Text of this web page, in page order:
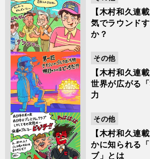
【木村和久連
気でラウンド
か？
【木村和久連
世界が広がる
力
その他
【木村和久連
かに知られる
ブ」とは
その他